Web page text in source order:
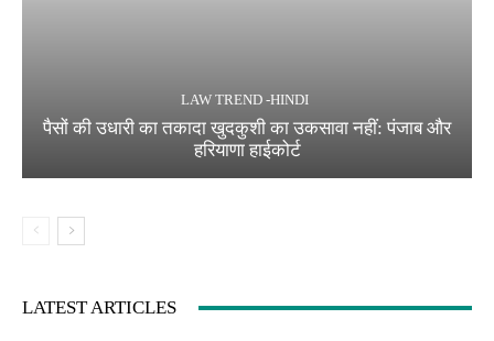
LAW TREND -HINDI
पैसों की उधारी का तकादा खुदकुशी का उकसावा नहीं: पंजाब और
हरियाणा हाईकोर्ट
LATEST ARTICLES